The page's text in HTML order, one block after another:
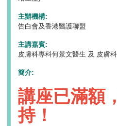
主辦機構:
告白會及香港醫護聯盟
主講嘉賓:
皮膚科專科何景文醫生 及 皮膚
簡介:
講座已滿額
持！